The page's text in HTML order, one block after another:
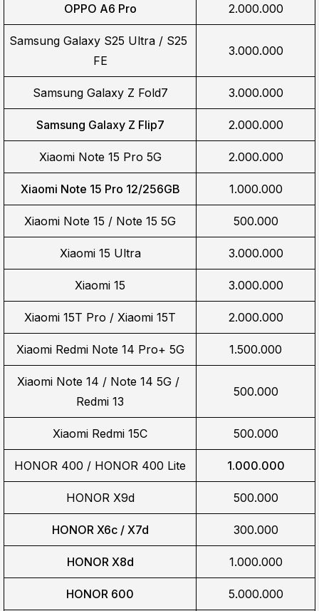
OPPO A6 Pro 2.000.000
Samsung Galaxy S25 Ultra / S25
FE
3.000.000
Samsung Galaxy Z Fold7 3.000.000
Samsung Galaxy Z Flip7 2.000.000
Xiaomi Note 15 Pro 5G 2.000.000
Xiaomi Note 15 Pro 12/256GB 1.000.000
Xiaomi Note 15 / Note 15 5G 500.000
Xiaomi 15 Ultra 3.000.000
Xiaomi 15 3.000.000
Xiaomi 15T Pro / Xiaomi 15T 2.000.000
Xiaomi Redmi Note 14 Pro+ 5G 1.500.000
Xiaomi Note 14 / Note 14 5G /
Redmi 13
500.000
Xiaomi Redmi 15C 500.000
HONOR 400 / HONOR 400 Lite 1.000.000
HONOR X9d 500.000
HONOR X6c / X7d 300.000
HONOR X8d 1.000.000
HONOR 600 5.000.000